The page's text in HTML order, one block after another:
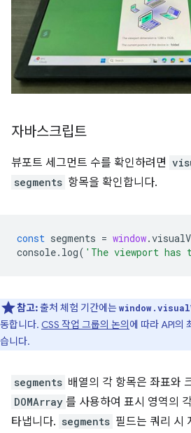
자바스크립트
뷰포트 세그먼트 수를 확인하려면
segments 항목을 확인합니다.
const segments = window.
console. log( 'The viewport has
참고:출처 체험 기간에는
동합니다. CSS 작업 그룹의 논의에 따라 API의
습니다.
segments 배열의 각 항목은 좌표와
DOMArray 를 사용하여 표시 영역의
타냅니다. segments 필드는 쿼리 시